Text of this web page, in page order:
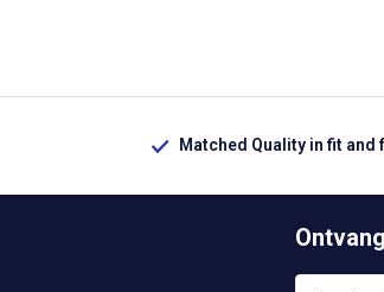
Matched Quality in fit and